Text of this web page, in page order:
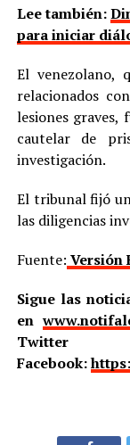
Lee también:
para iniciar
El venezolano,
relacionados
lesiones graves,
cautelar de
investigación.
El tribunal fijó
las diligencias
Fuente: Versión
Sigue las
en
Twitter
Facebook: